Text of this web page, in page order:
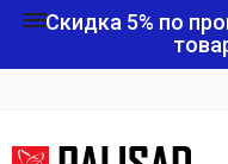
Скидка 5% по